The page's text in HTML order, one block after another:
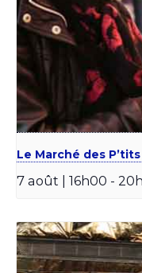
Le Marché des
7 août | 16h00 -